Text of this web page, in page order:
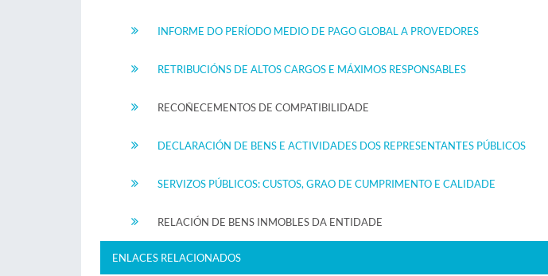
INFORME DO PERÍODO MEDIO DE PAGO GLOBAL A PROVEDORES
RETRIBUCIÓNS DE ALTOS CARGOS E MÁXIMOS RESPONSABLES
RECOÑECEMENTOS DE COMPATIBILIDADE
DECLARACIÓN DE BENS E ACTIVIDADES DOS REPRESENTANTES PÚBLICOS
SERVIZOS PÚBLICOS: CUSTOS, GRAO DE CUMPRIMENTO E CALIDADE
RELACIÓN DE BENS INMOBLES DA ENTIDADE
ENLACES RELACIONADOS